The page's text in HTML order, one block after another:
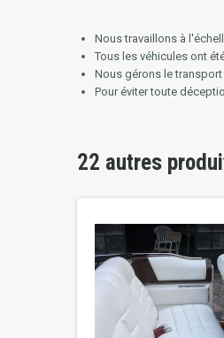
Nous travaillons à
Tous les véhicules ont
Nous gérons le
Pour éviter toute
22 autres